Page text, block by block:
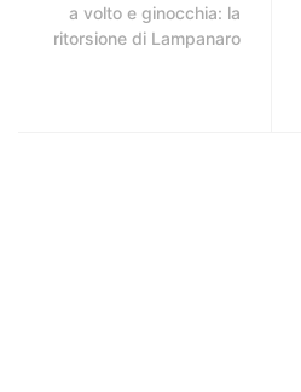
a volto e ginocchia: la
ritorsione di Lampanaro